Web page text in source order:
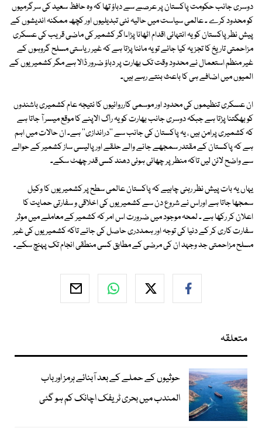
دوسری جانب حکومت پاکستان پر عرصے سے دباؤ تھا کہ وہ حافظ سعید کی سرگرمیوں
کو محدود کرے ۔ عالمی سیاست میں حالیہ نئی تبدیلیوں اور کچھ ممکنہ اندیشوں کے
پیش نظر پاکستان کو یہ انتہائی اقدام اٹھانا پڑا۔اگر کشمیر کی ماضی قریب کی عسکری
مزاحمتی تاریخ کا تجزیہ کیا جائے تو یہ ماننا پڑتا ہے کہ غیر ریاستی مسلح گروہوں کے
غیر منظم استعمال نے محدود وقت تک بھارت پر دباؤ ضرور ڈالا ہے مگر کشمیریوں کے
المیوں میں اضافے ہی کا باعث بنتے رہے ہیں۔
ان عسکری تنظیموں کی محدود اور موسمی کارروائیوں کا نتیجہ عام کشمیری باشندوں
کو بھگتنا پڑتا ہے جبکہ دوسری جانب بھارت کو یہ راگ الاپنے کا موقع میسر آ جاتا ہے
کہ کشمیری پرامن ہیں ، یہ پاکستان کی جانب سے ''دراندازی'' ہے۔ ان حالات میں اہم
ہے کہ پاکستان کے مقتدر سمجھے جانے والے حلقے اور پالیسی ساز کشمیر کے حوالے
سے واضح لائن لیں تاکہ منظر پر چھائی ہوئی دھند کسی قدر چھٹ سکے۔
یہاں یہ بات پیش نظر رہنی چاہیے کہ پاکستان عالمی سطح پر کشمیریوں کا وکیل
سمجھا جاتا ہے اوراس نے شروع دن سے کشمیریوں کی اخلاقی و سفارتی حمایت کا
اعلان کر رکھا ہے ۔ لمحہ موجود میں ضرورت اس امر کہ کشمیر کے معاملے میں موثر
سفارت کاری کر کے دنیا کی توجہ اور ہمددری حاصل کی جائے تاکہ کشمیریوں کی غیر
مسلح مزاحمتی جد وجہد ان کی مرضی کے مطابق کسی منطقی انجام تک پہنچ سکے۔
متعلقہ
حوثیوں کے حملے کے بعد آبنائے ہرمز اور باب
المندب میں بحری ٹریفک اچانک کم ہو گئی